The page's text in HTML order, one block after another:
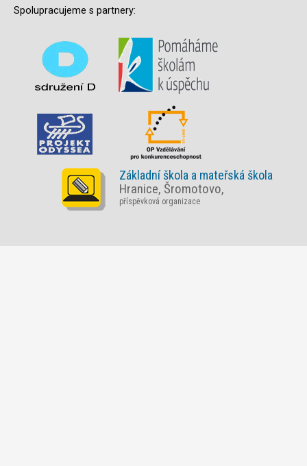
Spolupracujeme s partnery:
Základní škola a mateřská škola
Hranice, Šromotovo,
příspěvková organizace